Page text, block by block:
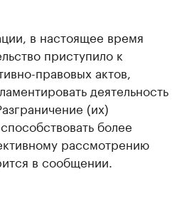
в настоящее время
приступило к
правовых актов,
деятельность
(их)
более
рассмотрению
в сообщении.